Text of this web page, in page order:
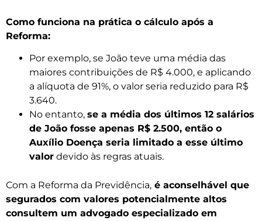
Como funciona na prática o cálculo após a
Reforma:
Por exemplo, se João teve uma média das
maiores contribuições de R$ 4.000, e aplicando
a alíquota de 91%, o valor seria reduzido para R$
3.640.
No entanto, se a média dos últimos 12 salários
de João fosse apenas R$ 2.500, então o
Auxílio Doença seria limitado a esse último
valor devido às regras atuais.
Com a Reforma da Previdência, é aconselhável que
segurados com valores potencialmente altos
consultem um advogado especializado em